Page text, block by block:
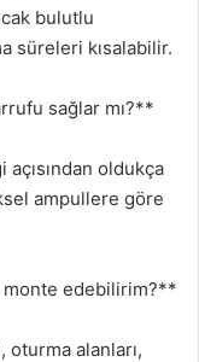
bulutlu
süreleri kısalabilir.
sağlar mı?**
oldukça
ampullere göre
monte edebilirim?**
oturma alanları,